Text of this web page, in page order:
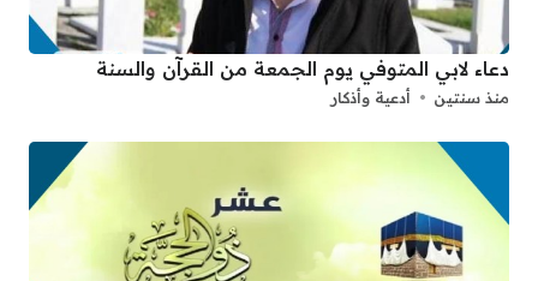
دعاء لابي المتوفي يوم الجمعة من القرآن والسنة
منذ سنتين أدعية وأذكار